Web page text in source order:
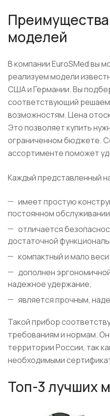
моделей
В компании EuroSMed вы
реализуем модели
США и Германии. Вы
соответствующий
возможностям. Цена
Это позволяет купить
ограниченном бюджете.
ассортименте поможет
Каждый представленный
имеет простую
постоянном
отличается
достаточной
компактный и мало
дополнен
надежное удержание;
является прочным,
Такой прибор
требованиям и нормам.
территории России, так
необходимыми
Топ-3 лучших